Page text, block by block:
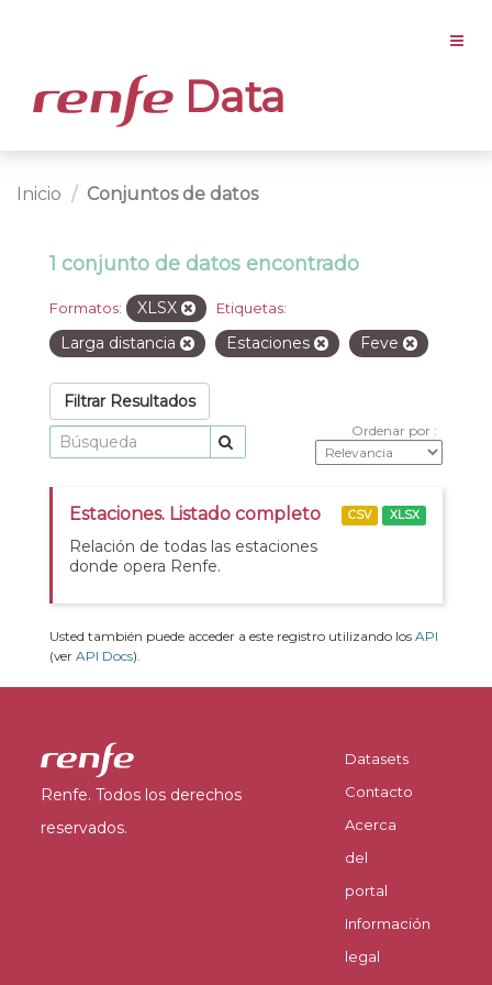
Data
Inicio Conjuntos de datos
1 conjunto de datos encontrado
Formatos: XLSX Etiquetas:
Larga distancia Estaciones Feve
Filtrar Resultados
Ordenar por
Estaciones. Listado completo
Relación de todas las estaciones
donde opera Renfe.
CSV XLSX
Usted también puede acceder a este registro utilizando los API
(ver API Docs).
Renfe. Todos los derechos
reservados.
Datasets
Contacto
Acerca
del
portal
Información
legal